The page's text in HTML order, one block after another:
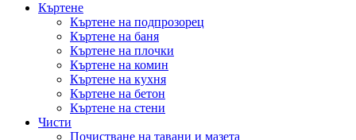
Къртене
Къртене на подпрозорец
Къртене на баня
Къртене на плочки
Къртене на комин
Къртене на кухня
Къртене на бетон
Къртене на стени
Чисти
Почистване на тавани и мазета